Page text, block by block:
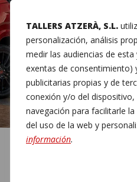
TALLERS ATZERÀ, S.L.
personalización, análisis
medir las audiencias de
exentas de
publicitarias propias y de
conexión y/o del
navegación para facilitarle
del uso de la web y
información.